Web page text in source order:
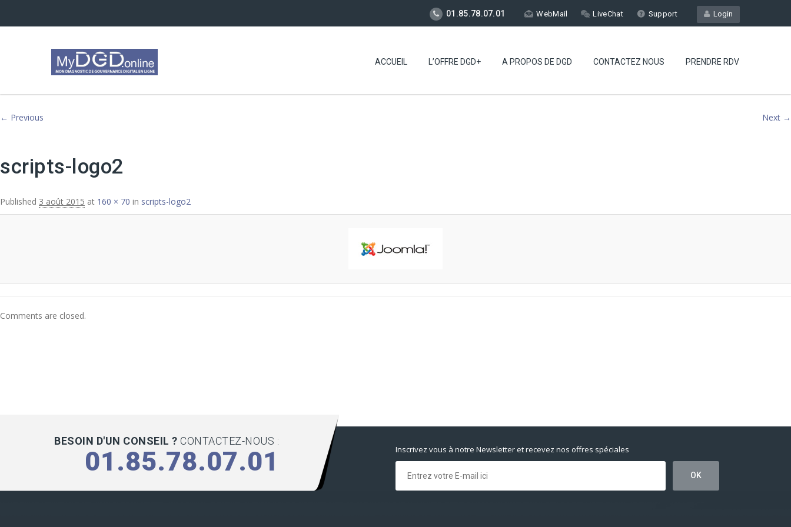
Login
01.85.78.07.01 WebMail LiveChat Support
ACCUEIL L’OFFRE DGD+ A PROPOS DE DGD CONTACTEZ NOUS PRENDRE RDV
Image navigation
← Previous Next →
scripts-logo2
Published 3 août 2015 at 160 × 70 in scripts-logo2
Comments are closed.
BESOIN D'UN CONSEIL ? CONTACTEZ-NOUS :
01.85.78.07.01 Inscrivez vous à notre Newsletter et recevez nos offres spéciales